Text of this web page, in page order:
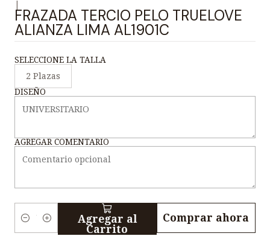
FRAZADA TERCIO PELO TRUELOVE
ALIANZA LIMA AL1901C
SELECCIONE LA TALLA
2 Plazas
DISEÑO
AGREGAR COMENTARIO
Agregar al
Carrito
Comprar ahora